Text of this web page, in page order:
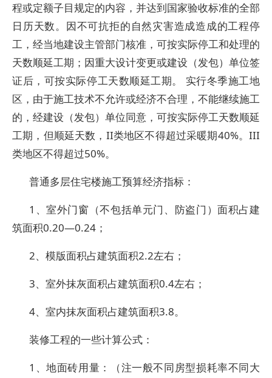
程或定额子目规定的内容，并达到国家验收标准的全部
日历天数。因不可抗拒的自然灾害造成造成的工程停
工，经当地建设主管部门核准，可按实际停工和处理的
天数顺延工期；因重大设计变更或建设（发包）单位签
证后，可按实际停工天数顺延工期。 实行冬季施工地
区，由于施工技术不允许或经济不合理，不能继续施工
的，经建设（发包）单位同意，可按实际停工天数顺延
工期，但顺延天数，II类地区不得超过采暖期40%。III
类地区不得超过50%。
普通多层住宅楼施工预算经济指标：
1、室外门窗（不包括单元门、防盗门）面积占建
筑面积0.20—0.24；
2、模版面积占建筑面积2.2左右；
3、室外抹灰面积占建筑面积0.4左右；
4、室内抹灰面积占建筑面积3.8。
装修工程的一些计算公式：
1、地面砖用量：（注一般不同房型损耗率不同大